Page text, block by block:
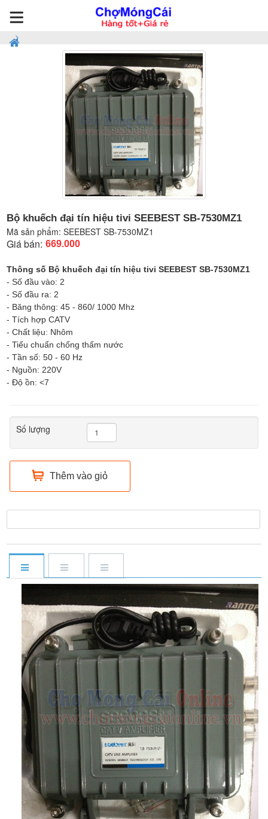
Bộ khuếch đại tín hiệu tivi SEEBEST SB-7530MZ1
Mã sản phẩm:SEEBEST SB-7530MZ1
Giá bán: 669.000
Thông số Bộ khuếch đại tín hiệu tivi SEEBEST SB-7530MZ1
- Số đầu vào: 2
- Số đầu ra: 2
- Băng thông: 45 - 860/ 1000 Mhz
- Tích hợp CATV
- Chất liệu: Nhôm
- Tiếu chuẩn chống thấm nước
- Tần số: 50 - 60 Hz
- Nguồn: 220V
- Độ ồn: <7
Số lượng
Thêm vào giỏ